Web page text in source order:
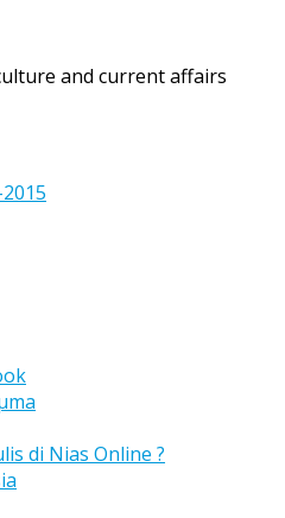
and current affairs
di Nias Online ?